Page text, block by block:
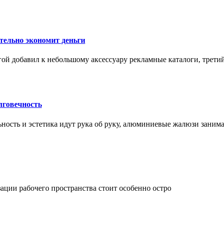
экономит деньги
добавил к небольшому аксессуару рекламные каталоги,
и эстетика идут рука об руку, алюминиевые жалюзи
рабочего пространства стоит особенно остро